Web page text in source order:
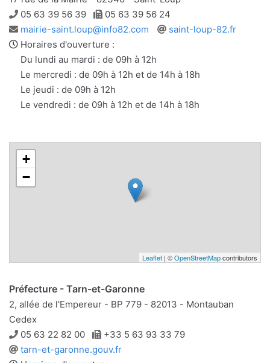
Téléphone
05 63 39 56 39 Télécopie
05 63 39 56 24
Adresse
e-
mail
mairie-saint.loup@info82.com
Site
saint-loup-82.fr
Horaires d'ouverture :
Du lundi au mardi : de 09h à 12h
Le mercredi : de 09h à 12h et de 14h à 18h
Le jeudi : de 09h à 12h
Le vendredi : de 09h à 12h et de 14h à 18h
+
−
Leaflet | ©OpenStreetMapcontributors
Préfecture - Tarn-et-Garonne
2, allée de l'Empereur - BP 779 - 82013 - Montauban
Cedex
Téléphone
05 63 22 82 00 Télécopie
+33 5 63 93 33 79
Site
tarn-et-garonne.gouv.fr